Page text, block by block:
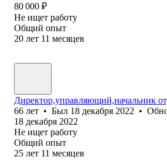
80 000 ₽
Не ищет работу
Общий опыт
20 лет 11 месяцев
Директор,управляющий,начальник
66 лет • Был 18 декабря 2022 •
18 декабря 2022
Не ищет работу
Общий опыт
25 лет 11 месяцев